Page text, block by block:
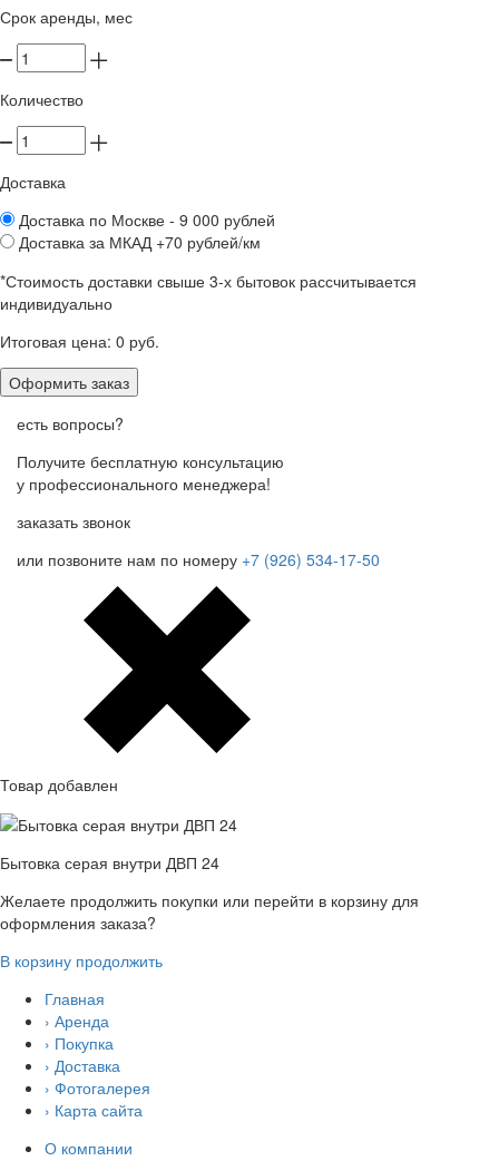
Срок аренды, мес
Количество
Доставка
Доставка по Москве - 9 000 рублей
Доставка за МКАД +70 рублей/км
*Стоимость доставки свыше 3-х бытовок рассчитывается
индивидуально
Итоговая цена: 0 руб.
есть вопросы?
Получите бесплатную консультацию
у профессионального менеджера!
заказать звонок
или позвоните нам по номеру +7 (926) 534-17-50
Товар добавлен
Бытовка серая внутри ДВП 24
Желаете продолжить покупки или перейти в корзину для
оформления заказа?
В корзину продолжить
Главная
› Аренда
› Покупка
› Доставка
› Фотогалерея
› Карта сайта
О компании